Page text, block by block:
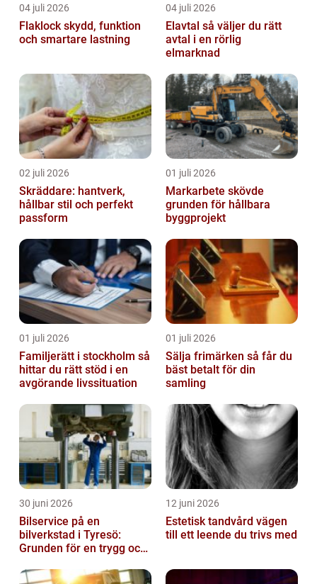
04 juli 2026
Flaklock skydd, funktion
och smartare lastning
04 juli 2026
Elavtal så väljer du rätt
avtal i en rörlig
elmarknad
02 juli 2026
Skräddare: hantverk,
hållbar stil och perfekt
passform
01 juli 2026
Markarbete skövde
grunden för hållbara
byggprojekt
01 juli 2026
Familjerätt i stockholm så
hittar du rätt stöd i en
avgörande livssituation
01 juli 2026
Sälja frimärken så får du
bäst betalt för din
samling
30 juni 2026
Bilservice på en
bilverkstad i Tyresö:
Grunden för en trygg och
12 juni 2026
Estetisk tandvård vägen
till ett leende du trivs med